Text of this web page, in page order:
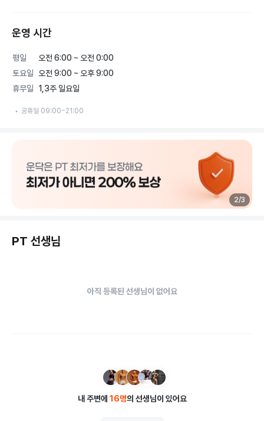
운영 시간
평일
오전 6:00 ~ 오전 0:00
토요일
오전 9:00 ~ 오후 9:00
휴무일
1,3주 일요일
공휴일 09:00~21:00
2/3
PT 선생님
아직 등록된 선생님이 없어요
내 주변에 16명의 선생님이 있어요